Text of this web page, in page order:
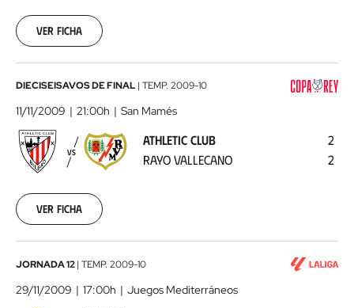
Athletic
Club2009-
11-
08
00:00:00
Ver ficha
Athletic
Club
-
Rayo
Vallecano
2009-
11
00:00:00
DIECISEISAVOS DE FINAL | TEMP. 2009-10
11/11/2009 21:00h San Mamés
VS
ATHLETIC CLUB
RAYO VALLECANO
2
2
Ver ficha
UD
Almería
JORNADA 12| TEMP. 2009-10
29/11/2009 17:00h Juegos Mediterráneos